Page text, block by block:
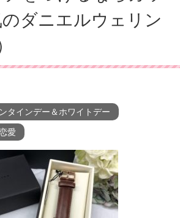
ダニエルウェリン
タインデー＆ホワイトデー
愛